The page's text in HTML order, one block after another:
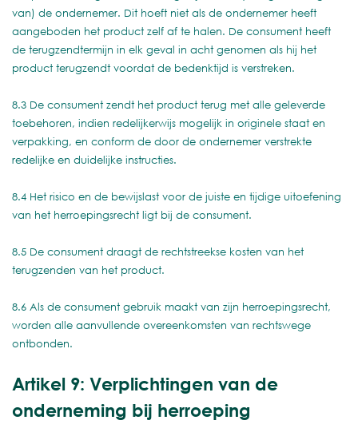
van) de ondernemer. Dit hoeft niet als de ondernemer heeft
aangeboden het product zelf af te halen. De consument heeft
de terugzendtermijn in elk geval in acht genomen als hij het
product terugzendt voordat de bedenktijd is verstreken.
8.3 De consument zendt het product terug met alle geleverde
toebehoren, indien redelijkerwijs mogelijk in originele staat en
verpakking, en conform de door de ondernemer verstrekte
redelijke en duidelijke instructies.
8.4 Het risico en de bewijslast voor de juiste en tijdige uitoefening
van het herroepingsrecht ligt bij de consument.
8.5 De consument draagt de rechtstreekse kosten van het
terugzenden van het product.
8.6 Als de consument gebruik maakt van zijn herroepingsrecht,
worden alle aanvullende overeenkomsten van rechtswege
ontbonden.
Artikel 9: Verplichtingen van de
onderneming bij herroeping